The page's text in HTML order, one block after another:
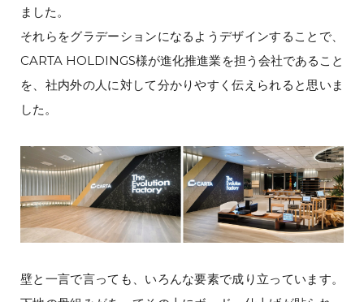
ました。
それらをグラデーションになるようデザインすることで、
CARTA HOLDINGS様が進化推進業を担う会社であること
を、社内外の人に対して分かりやすく伝えられると思いま
した。
壁と一言で言っても、いろんな要素で成り立っています。